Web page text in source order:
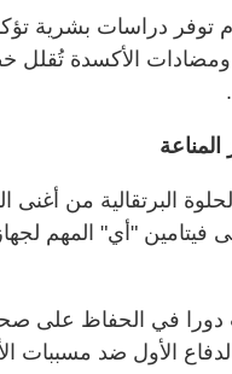
دراسات بشرية تؤكد
الأكسدة تُقلل
البرتقالية من أغنى
فيتامين "أي" المهم
دورا في الحفاظ على
الأول ضد مسببات